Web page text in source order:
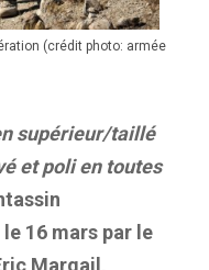
(crédit photo: armée
supérieur/taillé
et poli en toutes
16 mars par le
Margail,